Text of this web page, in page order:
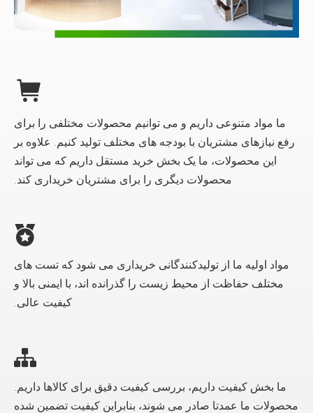
ما مواد متنوعی داریم و می توانیم محصولات مختلفی را برای
رفع نیازهای مشتریان با بودجه های مختلف تولید کنیم. علاوه بر
این محصولات، ما یک بخش خرید مستقل داریم که می تواند
محصولات دیگری را برای مشتریان خریداری کند.
مواد اولیه ما از تولیدکنندگانی خریداری می شود که تست های
مختلف حفاظت از محیط زیست را گذرانده اند، با ایمنی بالا و
کیفیت عالی.
ما بخش کیفیت داریم، بررسی کیفیت دقیق برای کالاها داریم.
محصولات ما عمدتا صادر می شوند، بنابراین کیفیت تضمین شده